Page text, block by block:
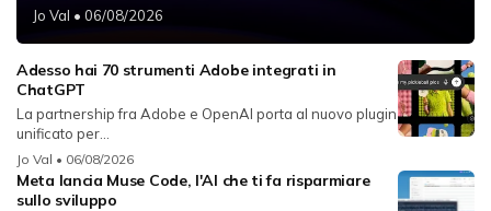
Jo Val • 06/08/2026
Adesso hai 70 strumenti Adobe integrati in
ChatGPT
La partnership fra Adobe e OpenAI porta al nuovo plugin
unificato per...
Jo Val • 06/08/2026
Meta lancia Muse Code, l'AI che ti fa risparmiare
sullo sviluppo